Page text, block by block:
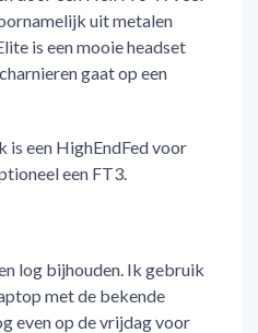
uit metalen
is een mooie headset
gaat op een
is een HighEndFed voor
een FT3.
log bijhouden. Ik gebruik
met de bekende
even op de vrijdag voor